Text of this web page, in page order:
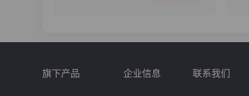
旗下产品 企业信息 联系我们